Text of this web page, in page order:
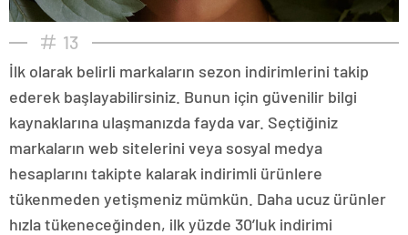
13
İlk olarak belirli markaların sezon indirimlerini takip
ederek başlayabilirsiniz. Bunun için güvenilir bilgi
kaynaklarına ulaşmanızda fayda var. Seçtiğiniz
markaların web sitelerini veya sosyal medya
hesaplarını takipte kalarak indirimli ürünlere
tükenmeden yetişmeniz mümkün. Daha ucuz ürünler
hızla tükeneceğinden, ilk yüzde 30’luk indirimi